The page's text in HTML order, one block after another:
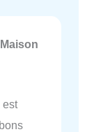
est